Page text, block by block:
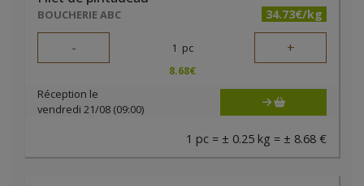
BOUCHERIE ABC 34.73€/kg
- 1 pc +
8.68€
Réception le
vendredi 21/08 (09:00)
1 pc = ± 0.25 kg = ± 8.68 €